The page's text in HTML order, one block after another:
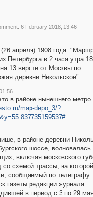
6 February 2018, 13:46
апреля) 1908 года:
Петербурга в 2 часа утра
13 версте от Москвы по
деревни Никольское"
в районе нынешнего
map-depo_3/?
в районе деревни
шоссе, волновалась
включая московского
схемой трассы, на которой
сообщаемый по
газеты редакции журнала
в период с 3 по 29 мая